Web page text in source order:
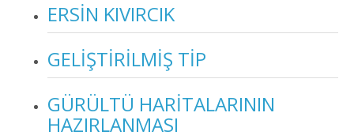
ERSİN KIVIRCIK
GELİŞTİRİLMİŞ TİP
GÜRÜLTÜ HARİTALARININ
HAZIRLANMASI